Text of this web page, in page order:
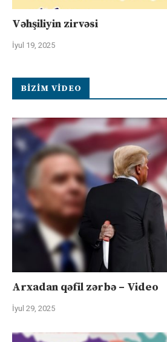
Vəhşiliyin zirvəsi
İyul 19, 2025
BIZIM VIDEO
Arxadan qəfil zərbə – Video
İyul 29, 2025